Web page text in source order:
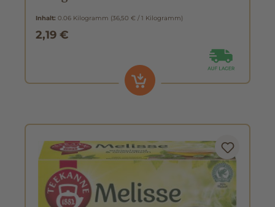
Inhalt: 0.06 Kilogramm (36,50 € / 1 Kilogramm)
2,19 €